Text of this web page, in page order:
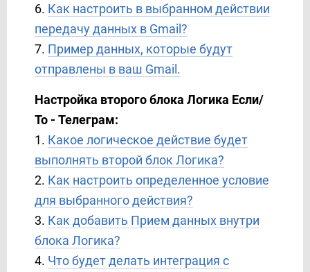
6. Как настроить в выбранном действии
передачу данных в Gmail?
7. Пример данных, которые будут
отправлены в ваш Gmail.
Настройка второго блока Логика Если/
То - Телеграм:
1. Какое логическое действие будет
выполнять второй блок Логика?
2. Как настроить определенное условие
для выбранного действия?
3. Как добавить Прием данных внутри
блока Логика?
4. Что будет делать интеграция с